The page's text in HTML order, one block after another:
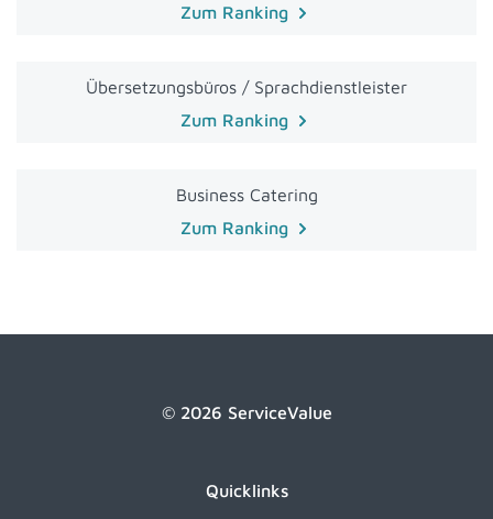
Zum Ranking
Übersetzungsbüros / Sprachdienstleister
Zum Ranking
Business Catering
Zum Ranking
© 2026 ServiceValue
Quicklinks